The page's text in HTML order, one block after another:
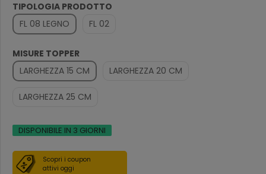
TIPOLOGIA PRODOTTO
FL 08 LEGNO
FL 02
MISURE TOPPER
LARGHEZZA 15 CM
LARGHEZZA 20 CM
LARGHEZZA 25 CM
DISPONIBILE IN 3 GIORNI
Scopri i coupon
attivi oggi